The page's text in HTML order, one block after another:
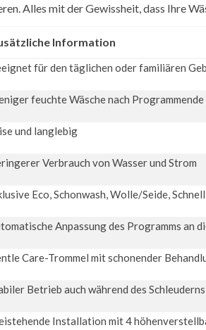
Alles mit der Gewissheit, dass Ihre
Information
für den täglichen oder familiären
feuchte Wäsche nach Programmende
und langlebig
Verbrauch von Wasser und Strom
Eco, Schonwash, Wolle/Seide,
Anpassung des Programms an
Care-Trommel mit schonender
Betrieb auch während des Schleuderns
Installation mit 4